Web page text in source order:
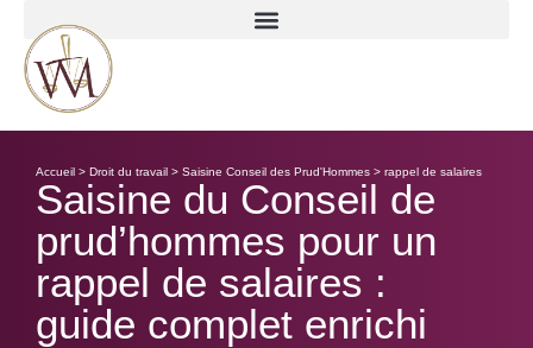
Accueil > Droit du travail > Saisine Conseil des Prud'Hommes > rappel de salaires
Saisine du Conseil de
prud’hommes pour un
rappel de salaires :
guide complet enrichi